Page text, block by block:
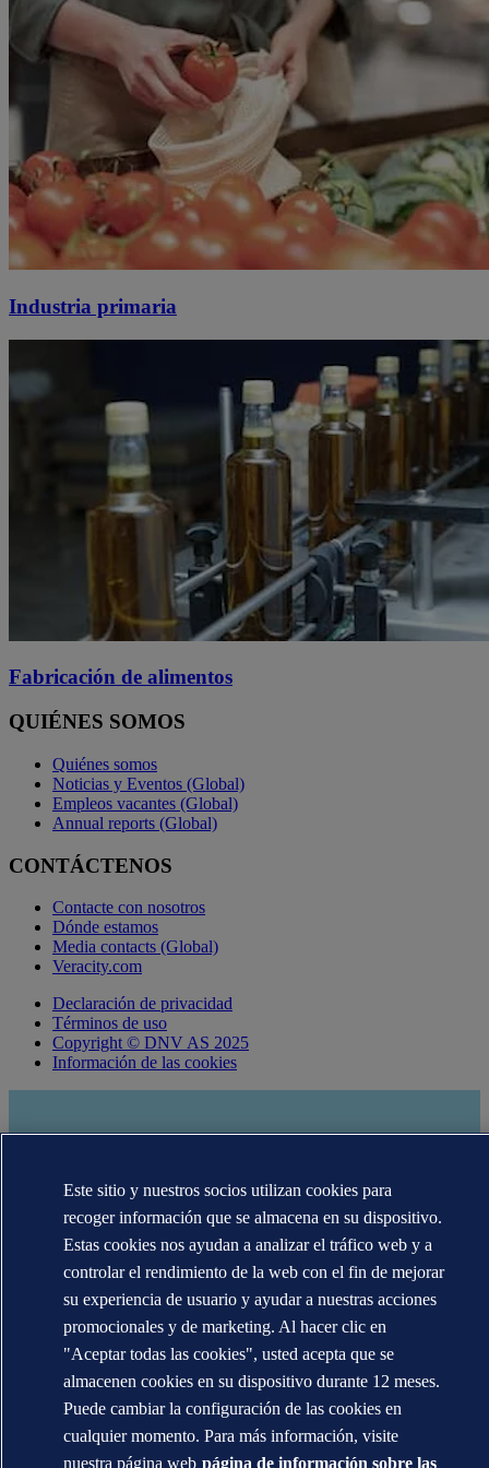
Industria primaria
Fabricación de alimentos
QUIÉNES SOMOS
Quiénes somos
Noticias y Eventos (Global)
Empleos vacantes (Global)
Annual reports (Global)
CONTÁCTENOS
Contacte con nosotros
Dónde estamos
Media contacts (Global)
Veracity.com
Declaración de privacidad
Términos de uso
Copyright © DNV AS 2025
Información de las cookies
Las marcas registradas DNV GL®, DNV®, Horizon Graphic y Det
Norske Veritas® son propiedad de las empresas del grupo Det
Norske Veritas. Todos los derechos reservados.
WHEN TRUST MATTERS
Este sitio y nuestros socios utilizan cookies para
recoger información que se almacena en su dispositivo.
Estas cookies nos ayudan a analizar el tráfico web y a
controlar el rendimiento de la web con el fin de mejorar
su experiencia de usuario y ayudar a nuestras acciones
promocionales y de marketing. Al hacer clic en
"Aceptar todas las cookies", usted acepta que se
almacenen cookies en su dispositivo durante 12 meses.
Puede cambiar la configuración de las cookies en
cualquier momento. Para más información, visite
nuestra página web página de información sobre las